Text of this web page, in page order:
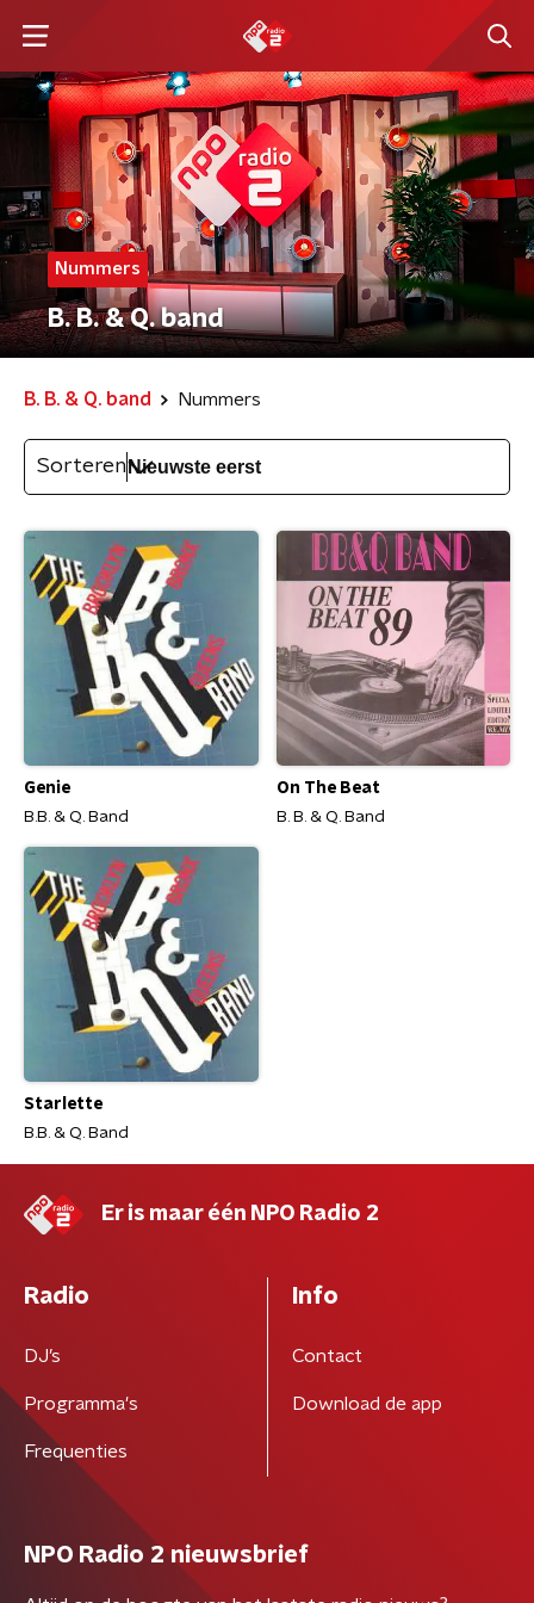
Nummers
B. B. & Q. band
B. B. & Q. band Nummers
Sorteren
Genie
B.B. & Q. Band
On The Beat
B. B. & Q. Band
Starlette
B.B. & Q. Band
Er is maar één NPO Radio 2
Radio
DJ’s
Programma's
Frequenties
Info
Contact
Download de app
NPO Radio 2 nieuwsbrief